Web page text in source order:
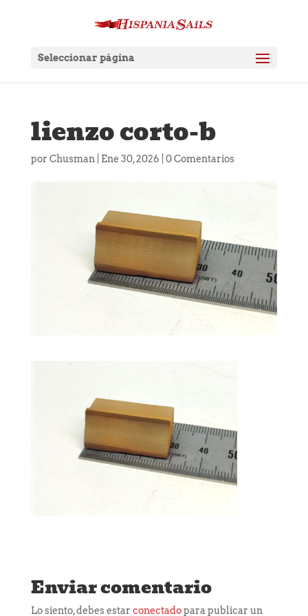
Seleccionar página
lienzo corto-b
por Chusman Ene 30, 2026 0 Comentarios
Enviar comentario
Lo siento, debes estar conectadopara publicar un